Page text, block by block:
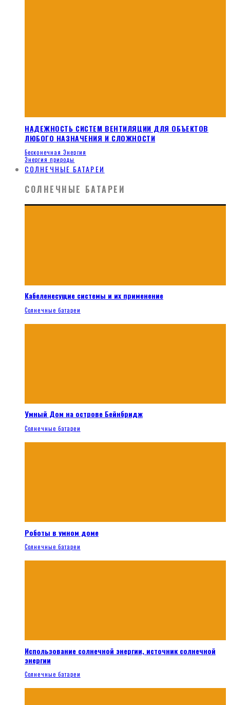
НАДЕЖНОСТЬ СИСТЕМ ВЕНТИЛЯЦИИ ДЛЯ ОБЪЕКТОВ
ЛЮБОГО НАЗНАЧЕНИЯ И СЛОЖНОСТИ
Бесконечная Энергия
Энергия природы
СОЛНЕЧНЫЕ БАТАРЕИ
СОЛНЕЧНЫЕ БАТАРЕИ
Кабеленесущие системы и их применение
Солнечные батареи
Умный Дом на острове Бейнбридж
Солнечные батареи
Роботы в умном доме
Солнечные батареи
Использование солнечной энергии, источник солнечной
энергии
Солнечные батареи